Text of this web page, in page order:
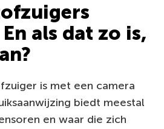
En als dat zo is,
is met een camera
biedt meestal
en waar die zich